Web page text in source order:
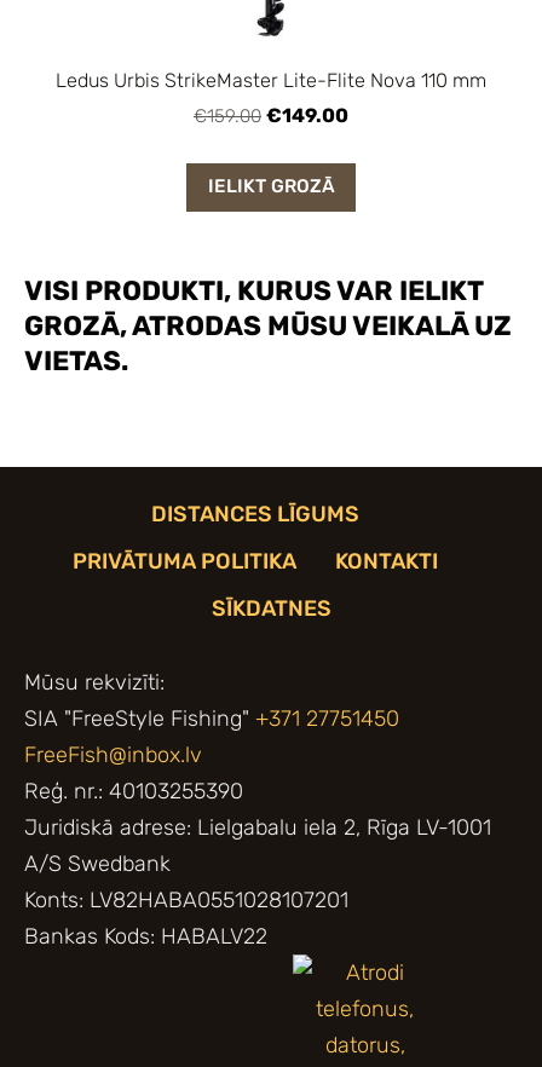
VISI PRODUKTI, KURUS VAR IELIKT
GROZĀ, ATRODAS MŪSU VEIKALĀ UZ
VIETAS.
Ledus Urbis StrikeMaster Lite-Flite Nova 110 mm
€159.00 €149.00
IELIKT GROZĀ
DISTANCES LĪGUMS
PRIVĀTUMA POLITIKA
KONTAKTI
SĪKDATNES
Mūsu rekvizīti:
SIA "FreeStyle Fishing" +371 27751450
FreeFish@inbox.lv
Reģ. nr.: 40103255390
Juridiskā adrese: Lielgabalu iela 2, Rīga LV-1001
A/S Swedbank
Konts: LV82HABA0551028107201
Bankas Kods: HABALV22